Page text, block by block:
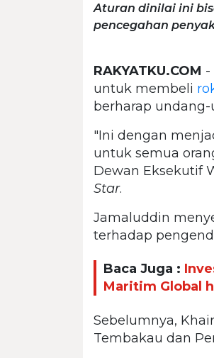
Aturan dinilai ini
pencegahan
RAKYATKU.COM -
untuk membeli
berharap
"Ini dengan
untuk semua
Dewan Eksekutif
Star.
Jamaluddin
terhadap
Baca Juga :
Maritim Global
Sebelumnya,
Tembakau dan